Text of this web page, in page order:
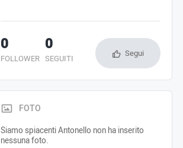
FOLLOWER
0
SEGUITI
0 Segui
FOTO
Siamo spiacenti Antonello non ha inserito
nessuna foto.